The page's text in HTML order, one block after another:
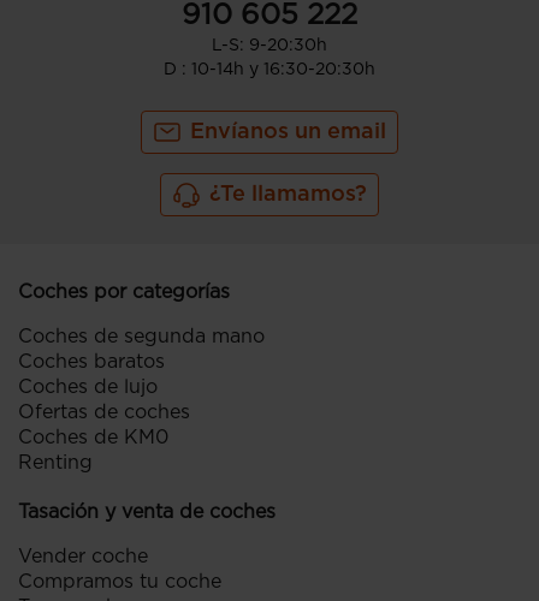
910 605 222
L-S: 9-20:30h
D : 10-14h y 16:30-20:30h
Envíanos un email
¿Te llamamos?
Coches por categorías
Coches de segunda mano
Coches baratos
Coches de lujo
Ofertas de coches
Coches de KM0
Renting
Tasación y venta de coches
Vender coche
Compramos tu coche